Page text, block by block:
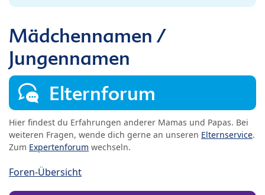
Mädchennamen /
Jungennamen
Elternforum
Hier findest du Erfahrungen anderer Mamas und Papas. Bei
weiteren Fragen, wende dich gerne an unseren Elternservice.
Zum Expertenforum wechseln.
Foren-Übersicht